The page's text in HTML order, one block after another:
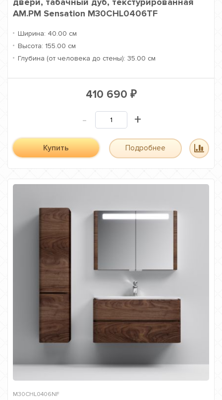
AM.PM Sensation M30CHL0406TF
Ширина: 40.00 см
Высота: 155.00 см
Глубина (от человека до стены): 35.00 см
410 690 ₽
- +
Купить Подробнее
M30CHL0406NF